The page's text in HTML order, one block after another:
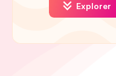
Explorer